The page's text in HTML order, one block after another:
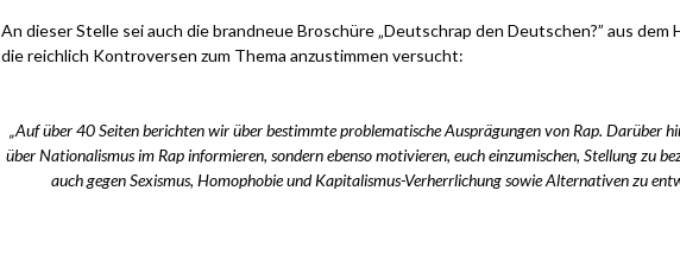
An dieser Stelle sei auch die brandneue Broschüre „Deutschrap den Deutschen?” aus dem
die reichlich Kontroversen zum Thema anzustimmen versucht:
„Auf über 40 Seiten berichten wir über bestimmte problematische Ausprägungen von Rap. Darüber
über Nationalismus im Rap informieren, sondern ebenso motivieren, euch einzumischen, Stellung zu
auch gegen Sexismus, Homophobie und Kapitalismus-Verherrlichung sowie Alternativen zu